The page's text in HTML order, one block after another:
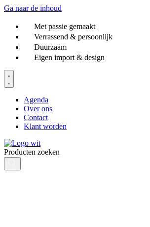
Ga naar de inhoud
Met passie gemaakt
Verrassend & persoonlijk
Duurzaam
Eigen import & design
Agenda
Over ons
Contact
Klant worden
Producten zoeken